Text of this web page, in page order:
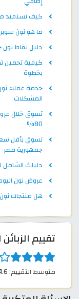
كيف تستفيد من
ما هو نون
دليل نقاط نون
كيفية تحميل
بخطوة
خدمة عملاء
المشكلات
80%
تسوق بأقل
جمهورية مصر
دليلك الشامل لعروض نون
عروض نون اليوم
هل منتجات نون أصلية 100%؟ |
تقييم
متوسط التقييم: 4.6 من 5 نجوم بواسطة 4024 مستخدم